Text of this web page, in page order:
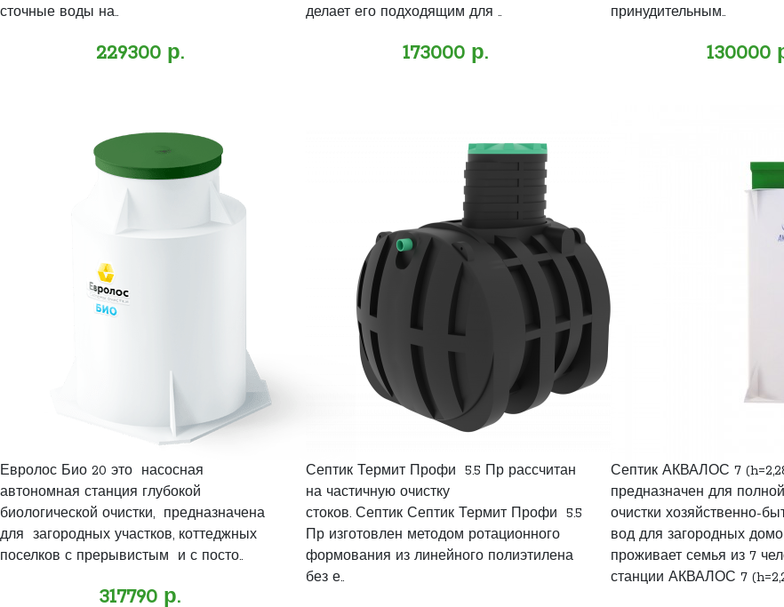
сточные воды на..
229300 р.
делает его подходящим для ..
173000 р.
принудительным..
130000
Евролос Био 20 это насосная
автономная станция глубокой
биологической очистки, предназначена
для загородных участков, коттеджных
поселков с прерывистым и с посто..
317790 р.
Септик Термит Профи 5.5 Пр рассчитан
на частичную очистку
стоков. Септик Септик Термит Профи 5.5
Пр изготовлен методом ротационного
формования из линейного полиэтилена
без е..
Септик АКВАЛОС 7
предназначен для
очистки хозяйственно-
вод для загородных
проживает семья из 7
станции АКВАЛОС 7